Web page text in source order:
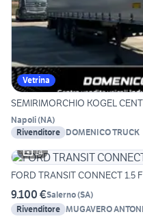
Vetrina
SEMIRIMORCHIO KOGEL
Napoli(NA)
Rivenditore DOMENICO TRUCK
14
FORD TRANSIT CONNECT 1.5
9.100 €Salerno(SA)
Rivenditore MUGAVERO